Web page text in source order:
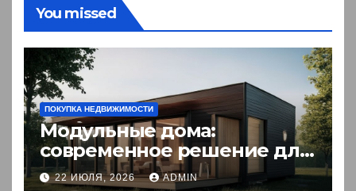
You missed
ПОКУПКА НЕДВИЖИМОСТИ
Модульные дома:
современное решение для
комфортного житья
22 ИЮЛЯ, 2026 ADMIN